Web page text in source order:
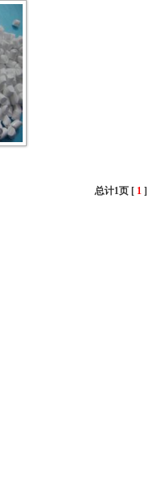
总计1页 [ 1 ]